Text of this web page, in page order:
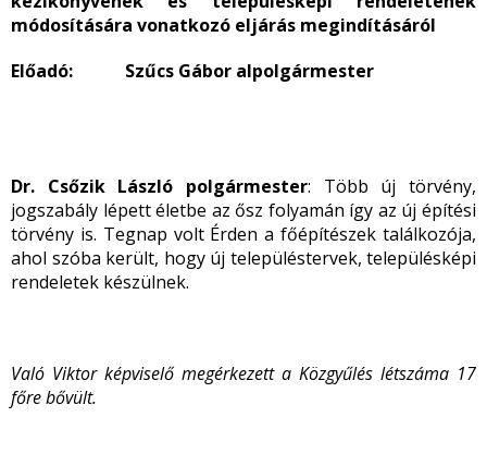
módosítására vonatkozó eljárás megindításáról
Előadó: Szűcs Gábor alpolgármester
Dr. Csőzik László polgármester: Több új törvény,
jogszabály lépett életbe az ősz folyamán így az új építési
törvény is. Tegnap volt Érden a főépítészek találkozója,
ahol szóba került, hogy új településtervek, településképi
rendeletek készülnek.
Való Viktor képviselő megérkezett a Közgyűlés létszáma 17
főre bővült.